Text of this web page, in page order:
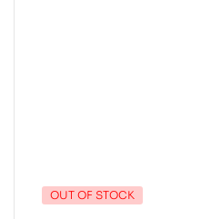
OUT OF STOCK